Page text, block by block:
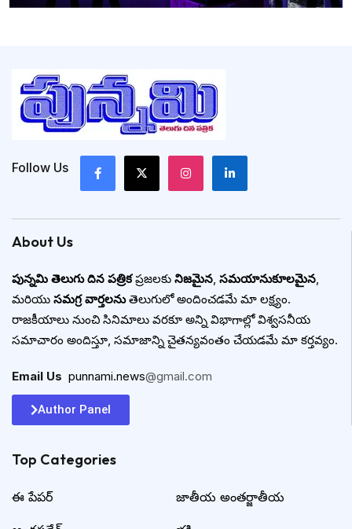
Follow Us
About Us
పున్నమి తెలుగు దిన పత్రికప్రజలకు నిజమైన సమయానుకూలమైన
మరియు సమగ్ర వార్తలనుతెలుగులో అందించడమే మా లక్ష్యం.
రాజకీయాలు నుంచి సినిమాలు వరకూ అన్ని విభాగాల్లో విశ్వసనీయ
సమాచారం అందిస్తూ, సమాజాన్ని చైతన్యవంతం చేయడమే మా కర్తవ్యం.
Email Us punnami.news@gmail.com
Author Panel
Top Categories​
ఈ పేపర్ జాతీయ అంతర్జాతీయ